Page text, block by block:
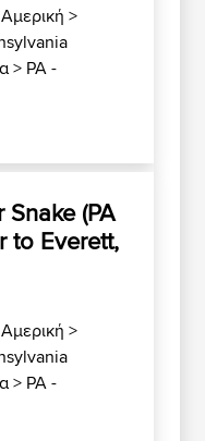
Αμερική >
> PA -
(PA
to Everett,
Αμερική >
> PA -